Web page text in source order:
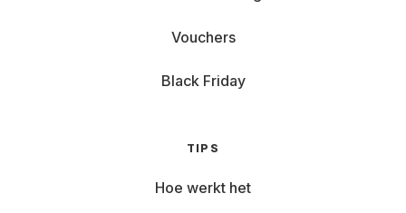
Vouchers
Black Friday
TIPS
Hoe werkt het